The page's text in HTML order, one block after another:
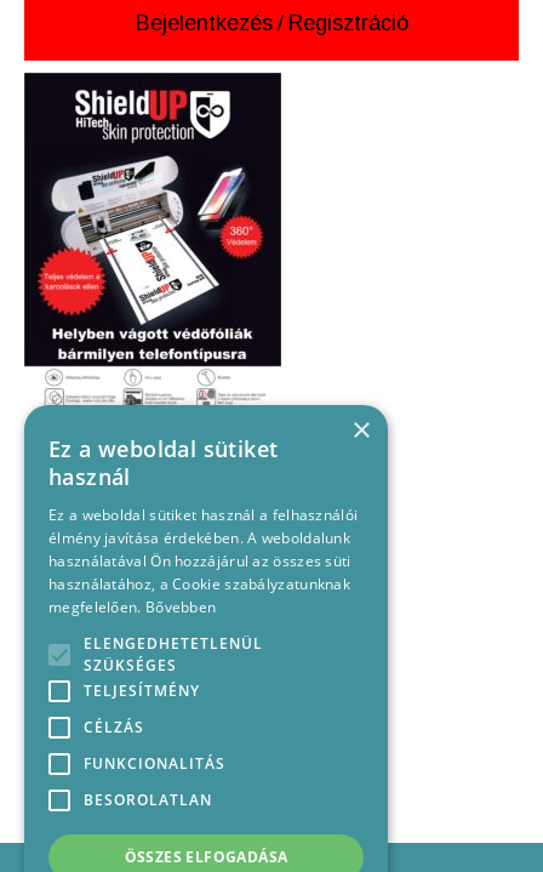
Bejelentkezés / Regisztráció
Impresszum
×
Ez a weboldal sütiket
használ
Ez a weboldal sütiket használ a felhasználói
élmény javítása érdekében. A weboldalunk
használatával Ön hozzájárul az összes süti
használatához, a Cookie szabályzatunknak
megfelelően. Bővebben
ELENGEDHETETLENÜL
SZÜKSÉGES
TELJESÍTMÉNY
CÉLZÁS
FUNKCIONALITÁS
BESOROLATLAN
ÖSSZES ELFOGADÁSA